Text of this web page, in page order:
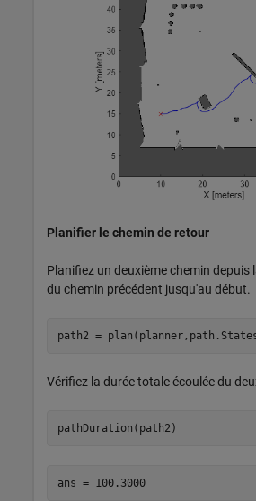
Planifier le chemin de retour
Planifiez un deuxième chemin depuis
du chemin précédent jusqu'au début.
path2 =
Vérifiez la durée totale écoulée du
pathDuration(path2)
ans = 100.3000